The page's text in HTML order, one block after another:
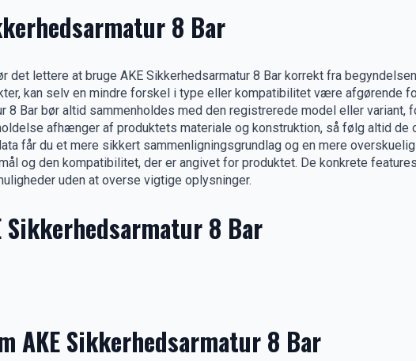
8 Bar
det lettere at bruge AKE Sikkerhedsarmatur 8 Bar korrekt fra
kan selv en mindre forskel i type eller kompatibilitet være afgørende
8 Bar bør altid sammenholdes med den registrerede model eller
afhænger af produktets materiale og konstruktion, så følg altid de
får du et mere sikkert sammenligningsgrundlag og en mere
og den kompatibilitet, der er angivet for produktet. De konkrete
uden at overse vigtige oplysninger.
8 Bar
AKE Sikkerhedsarmatur 8 Bar